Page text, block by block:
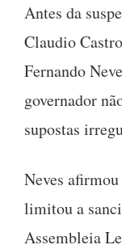
Antes da
Claudio
Fernando
governador
supostas
Neves
limitou a
Assembleia